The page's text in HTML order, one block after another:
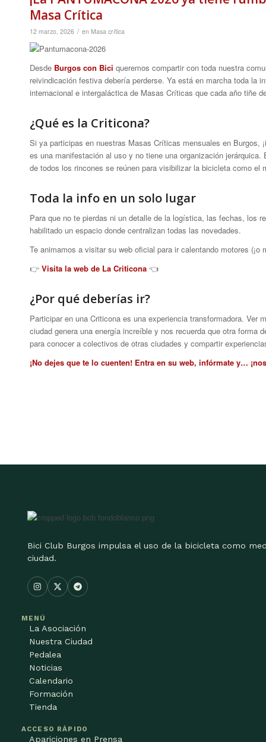
Masa Crítica
12 marzo, 2026 / en Masa crítica
Desde Burgos con Bici queremos compartir con toda nuestra
reivindicación festiva debería perderse. Ya está en marcha toda la
internacional e intergaláctica de Masas Críticas que cada año tiñe
¿Qué es la Criticona?
Si ya participas en nuestras Masas Críticas mensuales en Burgos,
es una manifestación al uso y no tiene una organización
de todos los rincones se reúnen para visibilizar la bicicleta como el
Toda la info en un solo lugar
Para que no te pierdas ni un detalle de la logística, las fechas, los
habilitado un espacio donde centralizan todas las novedades.
Te animamos a visitar su web oficial para ir calentando motores (¡o
👉 Visita la web de La Criticona 👈
¿Por qué deberías ir?
Participar en una Criticona es una experiencia transformadora.
ciudad genera una energía increíble y nos recuerda que otra forma
para conocer a colectivos de otras ciudades y compartir
¡No dejes que te lo cuenten! Entra en su web, infórmate y…
Bici Club Burgos impulsa el uso de la bicicleta como
ciudad.
MENÚ
La Asociación
Nuestra Ciudad
Pedalea
Noticias
Calendario
Formación
Tienda
ACCESO RÁPIDO
Apariciones en Prensa